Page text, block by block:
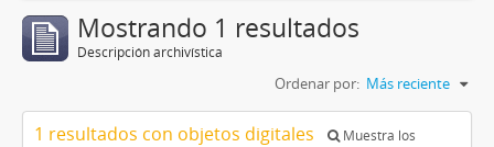
Mostrando 1 resultados
Descripción archivística
Ordenar por: Más reciente
1 resultados con objetos digitales
Muestra los